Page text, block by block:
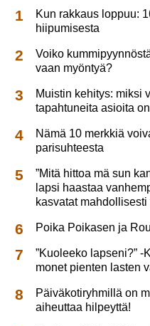
Kun rakkaus loppuu:
hiipumisesta
Voiko
vaan myöntyä?
Muistin kehitys: miksi
tapahtuneita asioita
Nämä 10 merkkiä
parisuhteesta
”Mitä hittoa mä sun
lapsi haastaa
kasvatat
Poika Poikasen ja
”Kuoleeko lapseni?”
monet pienten lasten
Päiväkotiryhmillä on
aiheuttaa hilpeyttä!